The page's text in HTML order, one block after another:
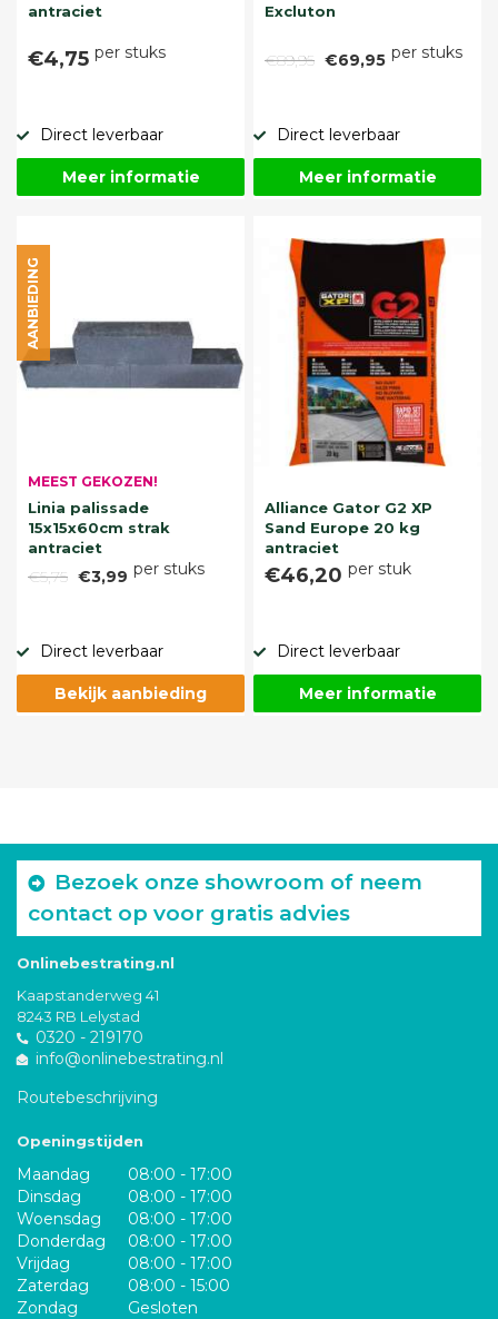
antraciet
€4,75 per stuks
Direct leverbaar
Meer informatie
Excluton
€89,95 €69,95 per stuks
Direct leverbaar
Meer informatie
MEEST GEKOZEN!
Linia palissade
15x15x60cm strak
antraciet
€5,75 €3,99 per stuks
AANBIEDING
Direct leverbaar
Bekijk aanbieding
Alliance Gator G2 XP
Sand Europe 20 kg
antraciet
€46,20 per stuk
Direct leverbaar
Meer informatie
Bezoek onze showroom of neem
contact op voor gratis advies
Onlinebestrating.nl
Kaapstanderweg 41
8243 RB Lelystad
0320 - 219170
info@onlinebestrating.nl
Routebeschrijving
Openingstijden
Maandag
08:00 - 17:00
Dinsdag
08:00 - 17:00
Woensdag
08:00 - 17:00
Donderdag
08:00 - 17:00
Vrijdag
08:00 - 17:00
Zaterdag
08:00 - 15:00
Zondag
Gesloten